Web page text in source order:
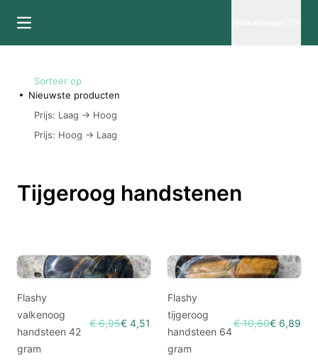
Sorteer op
Nieuwste producten
Prijs: Laag -> Hoog
Prijs: Hoog -> Laag
Tijgeroog handstenen
Flashy
valkenoog
handsteen 42
gram
€ 6,95€ 4,51
Flashy
tijgeroog
handsteen 64
gram
€ 10,60€ 6,89